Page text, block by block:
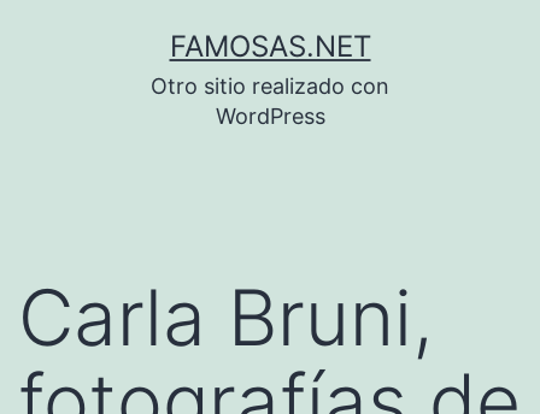
FAMOSAS.NET
Otro sitio realizado con
WordPress
Carla Bruni,